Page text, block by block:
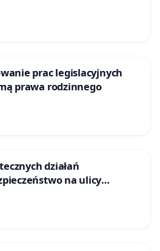
prac legislacyjnych
prawa rodzinnego
działań
na ulicy